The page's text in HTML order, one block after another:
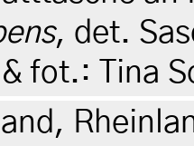
, det.
fot.: Tina